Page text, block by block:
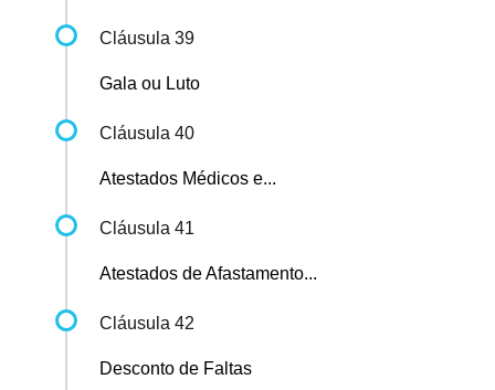
Cláusula 39
Gala ou Luto
Cláusula 40
Atestados Médicos e...
Cláusula 41
Atestados de Afastamento...
Cláusula 42
Desconto de Faltas